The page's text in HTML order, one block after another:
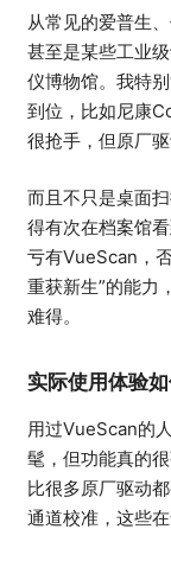
从常见的爱普生
甚至是某些工业
仪博物馆。我特
到位，比如尼康
很抢手，但原厂驱
而且不只是桌面
得有次在档案馆
亏有VueScan，
重获新生”的能力
难得。
实际使用体验
用过VueScan的
髦，但功能真的
比很多原厂驱动
通道校准，这些